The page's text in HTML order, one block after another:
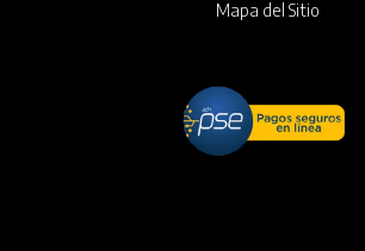
Mapa del Sitio